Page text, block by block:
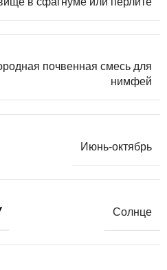
почвенная смесь для
нимфей
Июнь-октябрь
Солнце